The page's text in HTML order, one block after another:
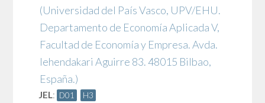
(Universidad del País Vasco, UPV/EHU.
Departamento de Economía Aplicada V,
Facultad de Economía y Empresa. Avda.
lehendakari Aguirre 83. 48015 Bilbao,
España.)
JEL: D01 H3